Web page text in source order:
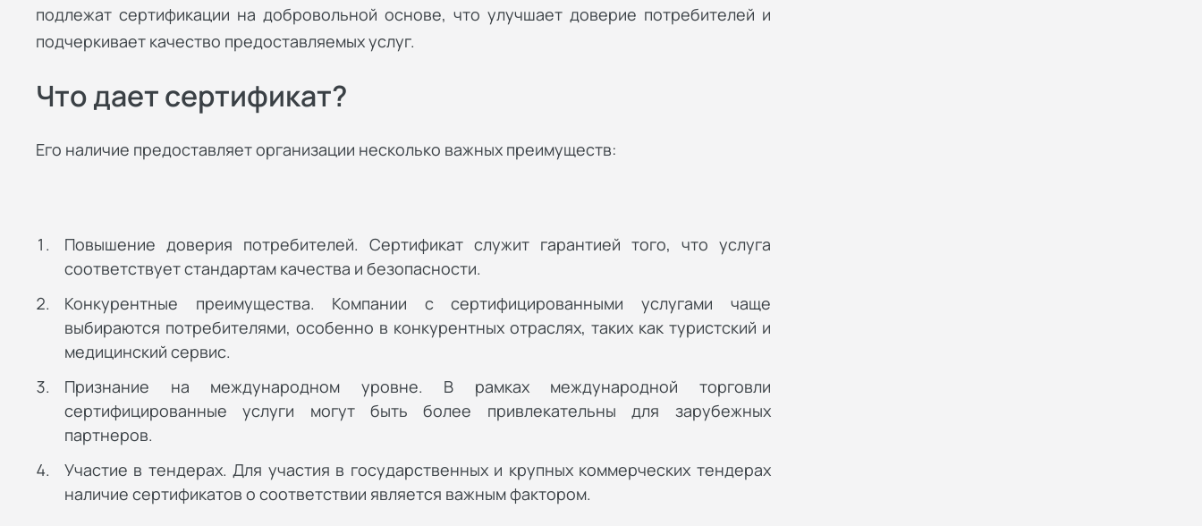
подлежат сертификации на добровольной основе, что улучшает доверие потребителей и
подчеркивает качество предоставляемых услуг.
Что дает сертификат?
Его наличие предоставляет организации несколько важных преимуществ:
Повышение доверия потребителей. Сертификат служит гарантией того, что услуга
соответствует стандартам качества и безопасности.
Конкурентные преимущества. Компании с сертифицированными услугами чаще
выбираются потребителями, особенно в конкурентных отраслях, таких как туристский и
медицинский сервис.
Признание на международном уровне. В рамках международной торговли
сертифицированные услуги могут быть более привлекательны для зарубежных
партнеров.
Участие в тендерах. Для участия в государственных и крупных коммерческих тендерах
наличие сертификатов о соответствии является важным фактором.